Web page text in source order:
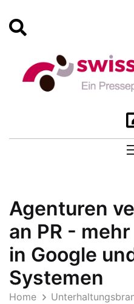
Agenturen
an PR -
in Google
Systemen
Home